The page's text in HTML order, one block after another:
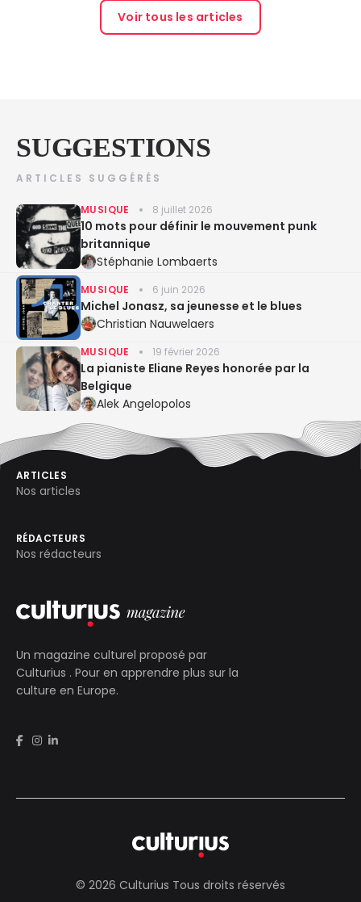
Voir tous les articles
SUGGESTIONS
ARTICLES SUGGÉRÉS
MUSIQUE 8 juillet 2026
10 mots pour définir le mouvement punk
britannique
Stéphanie Lombaerts
MUSIQUE 6 juin 2026
Michel Jonasz, sa jeunesse et le blues
Christian Nauwelaers
MUSIQUE 19 février 2026
La pianiste Eliane Reyes honorée par la
Belgique
Alek Angelopolos
Un magazine culturel proposé par
Culturius . Pour en apprendre plus sur la
culture en Europe.
ARTICLES
Nos articles
RÉDACTEURS
Nos rédacteurs
© 2026 Culturius Tous droits réservés